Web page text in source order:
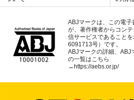
ABJマークは、この電
が、著作権者からコン
信サービスであること
6091713号）です。
ABJマークの詳細、ABJ
の一覧はこちら
→ https://aebs.or.jp/